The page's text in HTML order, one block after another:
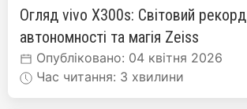
Огляд vivo X300s: Світовий рекорд
автономності та магія Zeiss
Опубліковано: 04 квітня 2026
Час читання: 3 хвилини